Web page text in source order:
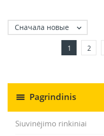
Pagrindinis
Siuvinėjimo rinkiniai
Сначала новые 
1 2